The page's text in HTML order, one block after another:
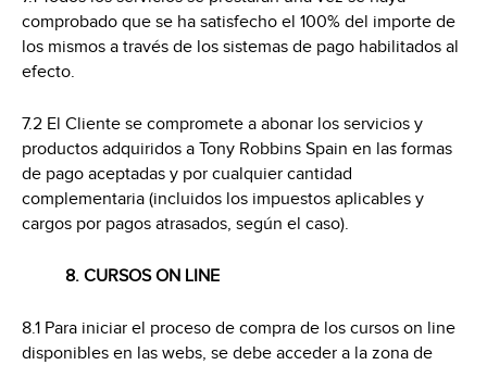
comprobado que se ha satisfecho el 100% del importe de
los mismos a través de los sistemas de pago habilitados al
efecto.
7.2 El Cliente se compromete a abonar los servicios y
productos adquiridos a Tony Robbins Spain en las formas
de pago aceptadas y por cualquier cantidad
complementaria (incluidos los impuestos aplicables y
cargos por pagos atrasados, según el caso).
8. CURSOS ON LINE
8.1 Para iniciar el proceso de compra de los cursos on line
disponibles en las webs, se debe acceder a la zona de